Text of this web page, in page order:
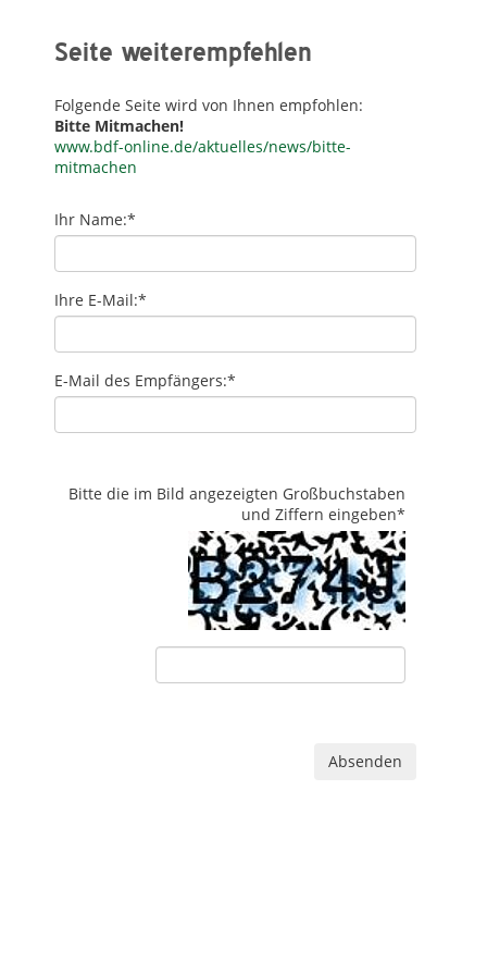
Seite weiterempfehlen
Folgende Seite wird von Ihnen empfohlen:
Bitte Mitmachen!
www.bdf-online.de/aktuelles/news/bitte-
mitmachen
Ihr Name:*
Ihre E-Mail:*
E-Mail des Empfängers:*
Bitte die im Bild angezeigten Großbuchstaben
und Ziffern eingeben*
Absenden